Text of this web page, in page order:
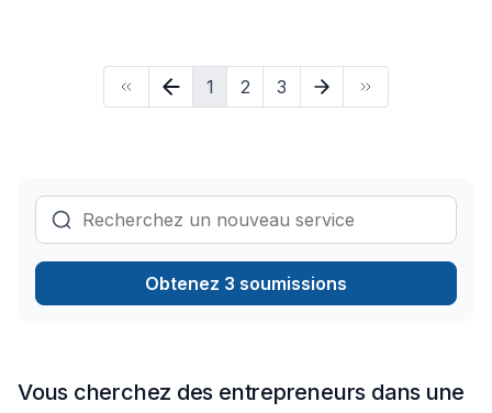
le projet que ce soit un sous-sol complet , une chambre , une
salle de bain , cuisine , après sinistre tout les travaux
d'intérieur sont nos principal activités. Mais on fait aussi les
(L'association des professionnels de la construction et
de l'habitation du Québec)Licence RBQ 5850-2576-01En
d'autre mots nous sommes l'équipe idéal pour votre ou vos
projets de rénovation résidentiel.Travail honnête et fiable.Un
entrepreneur humain et transparent.Notre but premier est
1 2 3
Obtenez 3 soumissions
Vous cherchez des entrepreneurs dans une